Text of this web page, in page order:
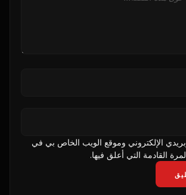
الإلكتروني وموقع الويب الخاص بي في
القادمة التي أعلق فيها.